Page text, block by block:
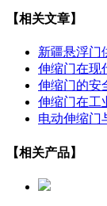
【相关文章】
新疆悬浮门
伸缩门在现
伸缩门的安
伸缩门在工
电动伸缩门
【相关产品】